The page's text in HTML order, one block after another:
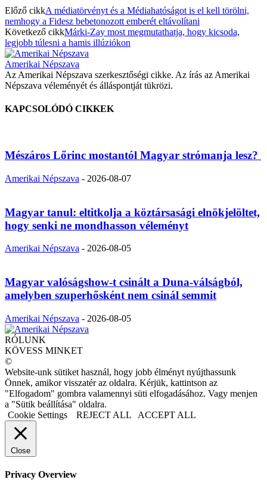
Előző cikkA médiatörvényt és a Médiahatóságot is el kell törölni,
nemhogy a Fidesz bebetonozott emberét eltávolítani
Következő cikkMárki-Zay most megmutathatja, hogy kicsoda,
legjobb túlesni a hamis illúziókon
Amerikai Népszava
Az Amerikai Népszava szerkesztőségi cikke. Az írás az Amerikai
Népszava véleményét és álláspontját tükrözi.
KAPCSOLÓDÓ CIKKEK
Mészáros Lőrinc mostantól Magyar strómanja lesz?
Amerikai Népszava - 2026-08-07
Magyar tanul: eltitkolja a köztársasági elnökjelöltet,
hogy senki ne mondhasson véleményt
Amerikai Népszava - 2026-08-05
Magyar valóságshow-t csinált a Duna-válságból,
amelyben szuperhősként nem csinál semmit
Amerikai Népszava - 2026-08-05
RÓLUNK
KÖVESS MINKET
©
Website-unk sütiket használ, hogy jobb élményt nyújthassunk
Önnek, amikor visszatér az oldalra. Kérjük, kattintson az
"Elfogadom" gombra valamennyi süti elfogadásához. Vagy menjen
a "Sütik beállítása" oldalra.
Cookie Settings
REJECT ALL ACCEPT ALL
Close
Privacy Overview